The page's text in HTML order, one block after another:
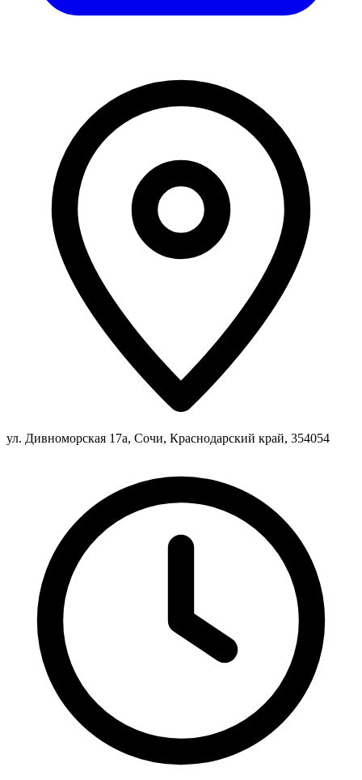
ул. Дивноморская 17а, Сочи, Краснодарский край, 354054